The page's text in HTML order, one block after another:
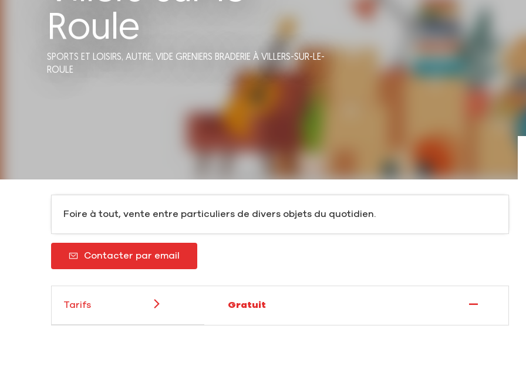
Roule
SPORTS ET LOISIRS, AUTRE, VIDE GRENIERS BRADERIE À VILLERS-SUR-LE-
ROULE
Foire à tout, vente entre particuliers de divers objets du quotidien.
Contacter par email
Tarifs Gratuit —